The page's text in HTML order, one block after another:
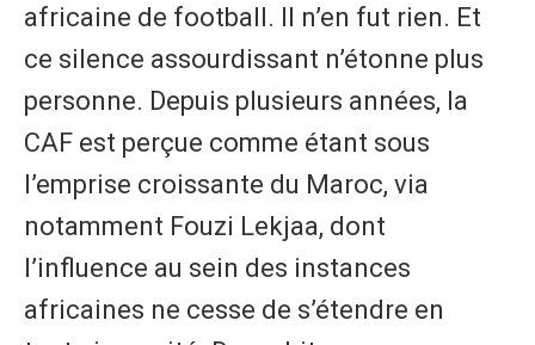
africaine de football. Il n’en fut rien. Et
ce silence assourdissant n’étonne plus
personne. Depuis plusieurs années, la
CAF est perçue comme étant sous
l’emprise croissante du Maroc, via
notamment Fouzi Lekjaa, dont
l’influence au sein des instances
africaines ne cesse de s’étendre en